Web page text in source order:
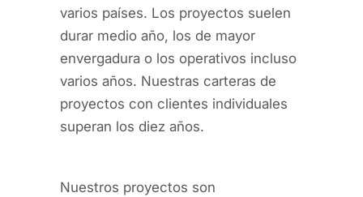
varios países. Los proyectos suelen
durar medio año, los de mayor
envergadura o los operativos incluso
varios años. Nuestras carteras de
proyectos con clientes individuales
superan los diez años.
Nuestros proyectos son